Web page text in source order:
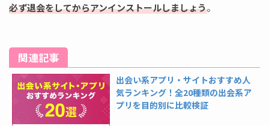
必ず退会をしてからアンインストールしましょう。
関連記事
出会い系アプリ・サイトおすすめ人
気ランキング！全20種類の出会系ア
プリを目的別に比較検証